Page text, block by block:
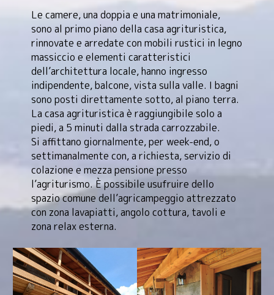
Le camere, una doppia e una matrimoniale,
sono al primo piano della casa agrituristica,
rinnovate e arredate con mobili rustici in legno
massiccio e elementi caratteristici
dell’architettura locale, hanno ingresso
indipendente, balcone, vista sulla valle. I bagni
sono posti direttamente sotto, al piano terra.
La casa agrituristica è raggiungibile solo a
piedi, a 5 minuti dalla strada carrozzabile.
Si affittano giornalmente, per week-end, o
settimanalmente con, a richiesta, servizio di
colazione e mezza pensione presso
l’agriturismo. È possibile usufruire dello
spazio comune dell’agricampeggio attrezzato
con zona lavapiatti, angolo cottura, tavoli e
zona relax esterna.